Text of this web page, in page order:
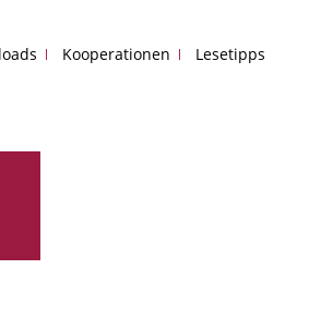
Kooperationen Lesetipps